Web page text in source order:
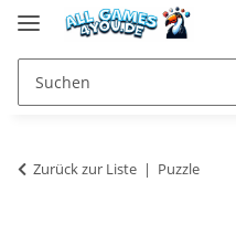
Zurück zur Liste Puzzle